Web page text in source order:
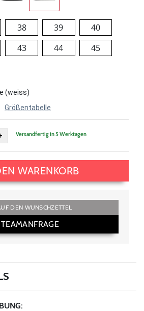
38 39
40
43 44
45
(weiss)
Größentabelle
Versandfertig in 5 Werktagen
WARENKORB
DEN WUNSCHZETTEL
TEAMANFRAGE